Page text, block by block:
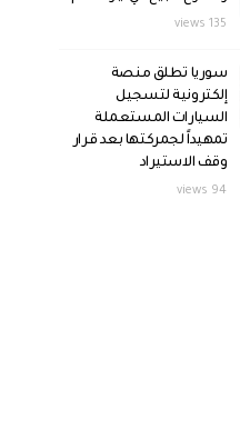
135 views
سوريا تطلق منصة
إلكترونية لتسجيل
السيارات المستعملة
تمهيداً لجمركتها بعد قرار
وقف الاستيراد
94 views